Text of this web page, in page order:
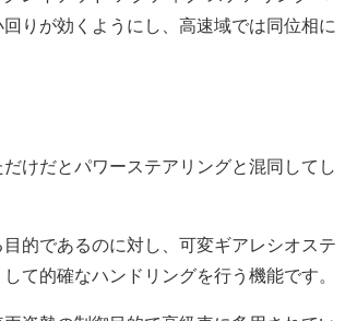
りが効くようにし、高速域では同位相に
けだとパワーステアリングと混同してし
的であるのに対し、可変ギアレシオステ
て的確なハンドリングを行う機能です。